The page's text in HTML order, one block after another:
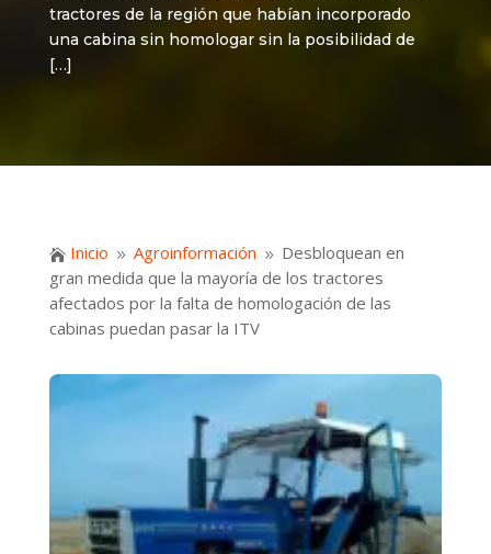
tractores de la región que habían incorporado
una cabina sin homologar sin la posibilidad de
[…]
 Inicio 9 Agroinformación 9 Desbloquean en
gran medida que la mayoría de los tractores
afectados por la falta de homologación de las
cabinas puedan pasar la ITV